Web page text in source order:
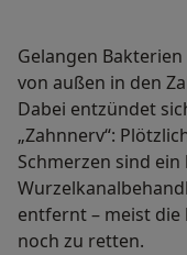
Gelangen
von außen in den
Dabei entzündet
„Zahnnerv“:
Schmerzen sind
entfernt – meist die
noch zu retten.